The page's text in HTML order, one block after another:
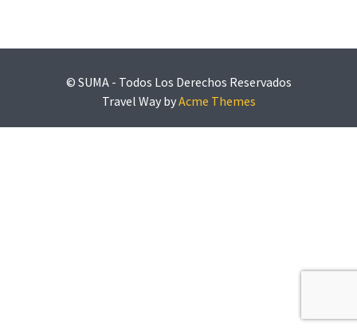
© SUMA - Todos Los Derechos Reservados
Travel Way byAcme Themes